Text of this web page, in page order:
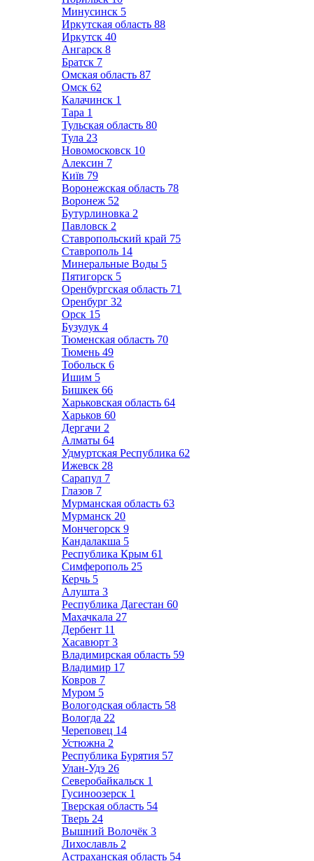
Минусинск 5
Иркутская область 88
Иркутск 40
Ангарск 8
Братск 7
Омская область 87
Омск 62
Калачинск 1
Тара 1
Тульская область 80
Тула 23
Новомосковск 10
Алексин 7
Київ 79
Воронежская область 78
Воронеж 52
Бутурлиновка 2
Павловск 2
Ставропольский край 75
Ставрополь 14
Минеральные Воды 5
Пятигорск 5
Оренбургская область 71
Оренбург 32
Орск 15
Бузулук 4
Тюменская область 70
Тюмень 49
Тобольск 6
Ишим 5
Бишкек 66
Харьковская область 64
Харьков 60
Дергачи 2
Алматы 64
Удмуртская Республика 62
Ижевск 28
Сарапул 7
Глазов 7
Мурманская область 63
Мурманск 20
Мончегорск 9
Кандалакша 5
Республика Крым 61
Симферополь 25
Керчь 5
Алушта 3
Республика Дагестан 60
Махачкала 27
Дербент 11
Хасавюрт 3
Владимирская область 59
Владимир 17
Ковров 7
Муром 5
Вологодская область 58
Вологда 22
Череповец 14
Устюжна 2
Республика Бурятия 57
Улан-Удэ 26
Северобайкальск 1
Гусиноозерск 1
Тверская область 54
Тверь 24
Вышний Волочёк 3
Лихославль 2
Астраханская область 54